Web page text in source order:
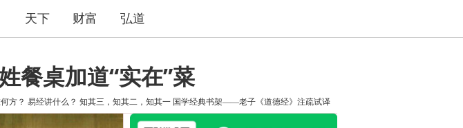
天下 财富 弘道
餐桌加道“实在”菜
方？ 易经讲什么？ 知其三，知其二，知其一 国学经典书架——老子《道德经》注疏试译